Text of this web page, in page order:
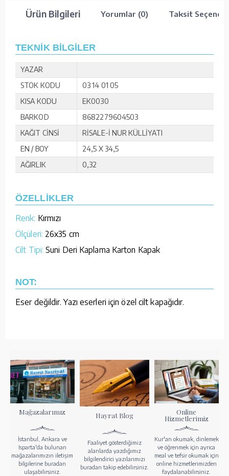
Ürün Bilgileri Yorumlar (0) Taksit
TEKNİK BİLGİLER
YAZAR
STOK KODU
03 14 01 05
KISA KODU
EK0030
BARKOD
8682279604503
KAĞIT CİNSİ
RİSALE-İ NUR KÜLLİYATI
EN / BOY
24,5 X 34,5
AĞIRLIK
0,32
ÖZELLİKLER
Renk: Kırmızı
Ölçüleri: 26x35 cm
Cilt Tipi: Suni Deri Kaplama Karton Kapak
NOT:
Eser değildir. Yazı eserleri için özel cilt kapağıdır.
Mağazalarımız
İstanbul, Ankara ve
Isparta'da bulunan
mağazalarımızın iletişim
bilgilerine buradan
ulaşabilirsiniz.
Hayrat Blog
Faaliyet gösterdiğimiz
alanlarda yazdığımız
bilgilendirici yazılarımızı
buradan takip edebilirsiniz.
Online
Hizmetlerimiz
Kur'an okumak, dinlemek
ve öğrenmek için ayrıca
meal ve tefsir okumak için
online hizmetlerimizden
faydalanabilirsiniz.